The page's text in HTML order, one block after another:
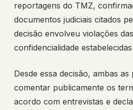
reportagens do TMZ,
documentos judiciais citados
decisão envolveu violações
confidencialidade
Desde essa decisão, ambas
comentar publicamente os
acordo com entrevistas e